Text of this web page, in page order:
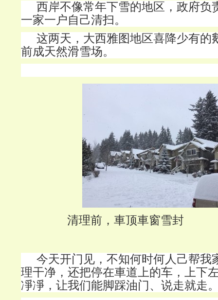
西岸不像常年下雪的地区，政府负
一家一户自己清扫。
这两天，大西雅图地区喜降少有的
前成天然滑雪场。
清理前，車顶車窗雪封
今天开门见，不知何时何人己帮我
理干净，还把停在車道上的车，上下
凈凈，让我们能脚踩油门、说走就走